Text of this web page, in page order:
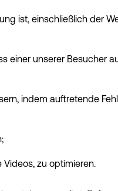
ist, einschließlich der
einer unserer Besucher
indem auftretende
zu optimieren.